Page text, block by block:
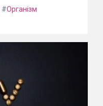
#Організм